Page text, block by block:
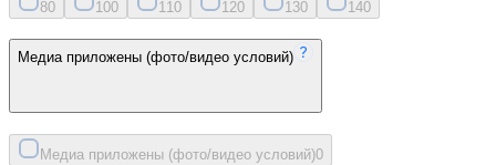
80 100 11 0 120 130 140
Медиа приложены (фото/видео условий)
Медиа приложены (фото/видео условий)0